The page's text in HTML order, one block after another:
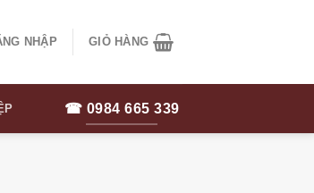
NHẬP GIỎ HÀNG
☎ 0984 665 339